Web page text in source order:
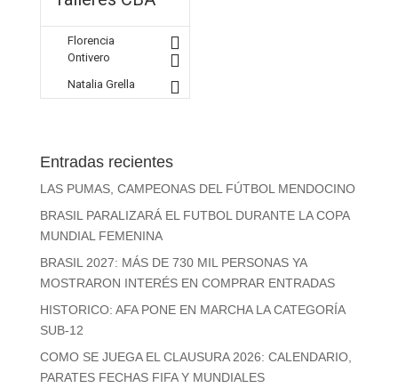
Florencia
Ontivero
Natalia Grella
Entradas recientes
LAS PUMAS, CAMPEONAS DEL FÚTBOL MENDOCINO
BRASIL PARALIZARÁ EL FUTBOL DURANTE LA COPA
MUNDIAL FEMENINA
BRASIL 2027: MÁS DE 730 MIL PERSONAS YA
MOSTRARON INTERÉS EN COMPRAR ENTRADAS
HISTORICO: AFA PONE EN MARCHA LA CATEGORÍA
SUB-12
COMO SE JUEGA EL CLAUSURA 2026: CALENDARIO,
PARATES FECHAS FIFA Y MUNDIALES